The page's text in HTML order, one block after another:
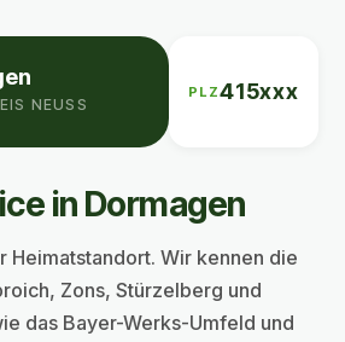
NEUSS
PLZ415xxx
in Dormagen
Heimatstandort. Wir kennen die
Zons, Stürzelberg und
das Bayer-Werks-Umfeld und